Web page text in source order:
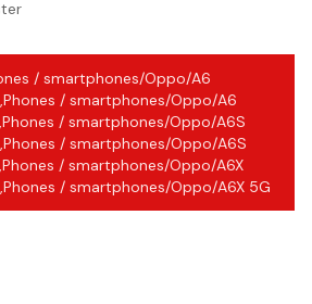
/ smartphones/Oppo/A6
/ smartphones/Oppo/A6
/ smartphones/Oppo/A6S
/ smartphones/Oppo/A6S
/ smartphones/Oppo/A6X
/ smartphones/Oppo/A6X 5G